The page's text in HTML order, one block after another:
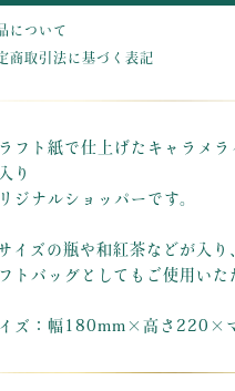
について
商取引法に基づく表記
フト紙で仕上げたキャラメラ
り
ジナルショッパーです。
イズの瓶や和紅茶などが入り
トバッグとしてもご使用いた
ズ：幅180mm×高さ220×